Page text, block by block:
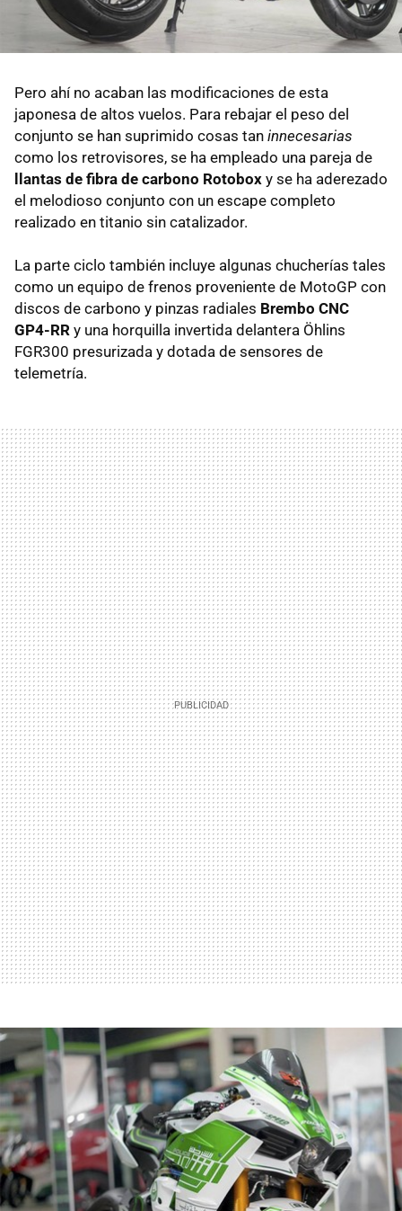
Pero ahí no acaban las modificaciones de esta
japonesa de altos vuelos. Para rebajar el peso del
conjunto se han suprimido cosas tan innecesarias
como los retrovisores, se ha empleado una pareja de
llantas de fibra de carbono Rotobox y se ha aderezado
el melodioso conjunto con un escape completo
realizado en titanio sin catalizador.
La parte ciclo también incluye algunas chucherías tales
como un equipo de frenos proveniente de MotoGP con
discos de carbono y pinzas radiales Brembo CNC
GP4-RR y una horquilla invertida delantera Öhlins
FGR300 presurizada y dotada de sensores de
telemetría.